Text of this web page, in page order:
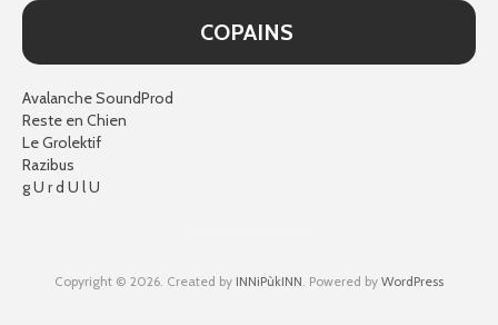
COPAINS
Avalanche SoundProd
Reste en Chien
Le Grolektif
Razibus
g U r d U l U
Copyright © 2026. Created by INNiPùkINN. Powered by WordPress